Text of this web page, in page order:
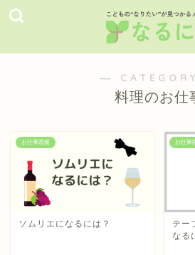
―
料理のお仕
お仕事図鑑
ソムリエになるには？
お仕事
テー
なる